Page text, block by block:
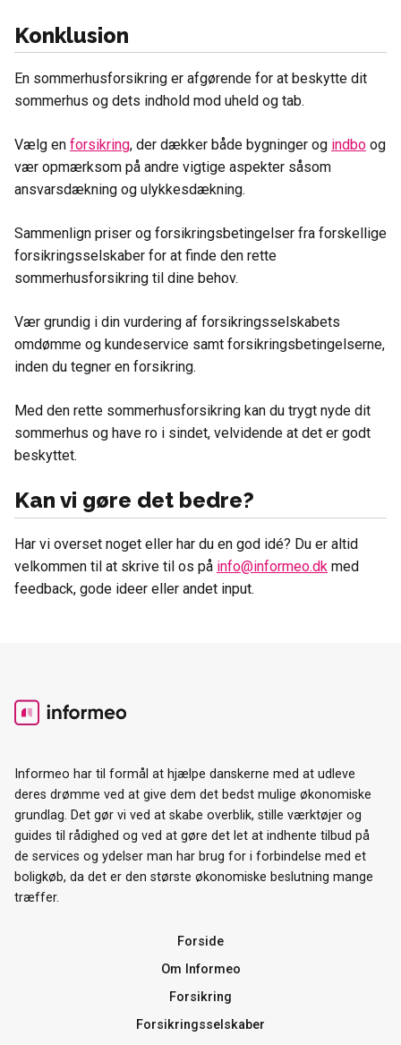
Konklusion
En sommerhusforsikring er afgørende for at beskytte dit
sommerhus og dets indhold mod uheld og tab.
Vælg en forsikring, der dækker både bygninger og indbo og
vær opmærksom på andre vigtige aspekter såsom
ansvarsdækning og ulykkesdækning.
Sammenlign priser og forsikringsbetingelser fra forskellige
forsikringsselskaber for at finde den rette
sommerhusforsikring til dine behov.
Vær grundig i din vurdering af forsikringsselskabets
omdømme og kundeservice samt forsikringsbetingelserne,
inden du tegner en forsikring.
Med den rette sommerhusforsikring kan du trygt nyde dit
sommerhus og have ro i sindet, velvidende at det er godt
beskyttet.
Kan vi gøre det bedre?
Har vi overset noget eller har du en god idé? Du er altid
velkommen til at skrive til os på info@informeo.dk med
feedback, gode ideer eller andet input.
Informeo har til formål at hjælpe danskerne med at udleve
deres drømme ved at give dem det bedst mulige økonomiske
grundlag. Det gør vi ved at skabe overblik, stille værktøjer og
guides til rådighed og ved at gøre det let at indhente tilbud på
de services og ydelser man har brug for i forbindelse med et
boligkøb, da det er den største økonomiske beslutning mange
træffer.
Forside
Om Informeo
Forsikring
Forsikringsselskaber